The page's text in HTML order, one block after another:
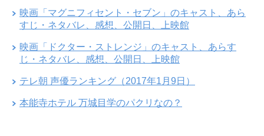
映画「マグニフィセント・セブン」のキャスト、あら
すじ・ネタバレ、感想、公開日、上映館
映画「ドクター・ストレンジ」のキャスト、あらす
じ・ネタバレ、感想、公開日、上映館
テレ朝 声優ランキング（2017年1月9日）
本能寺ホテル 万城目学のパクリなの？